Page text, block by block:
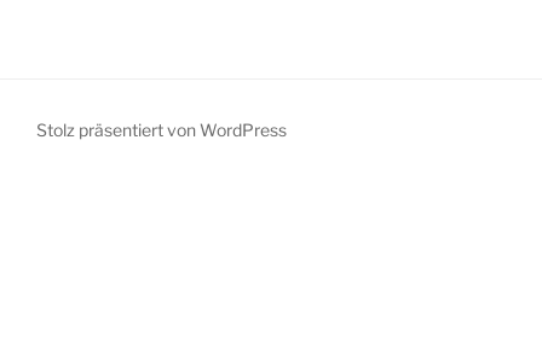
Stolz präsentiert von WordPress